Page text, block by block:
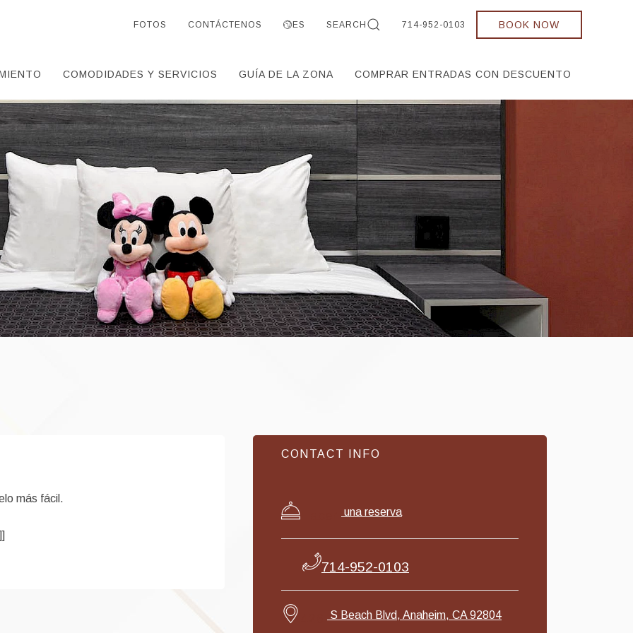
FOTOS CONTÁCTENOS ES SEARCH 714-952-0103 BOOK NOW
COMODIDADES Y SERVICIOS GUÍA DE LA ZONA COMPRAR ENTRADAS CON DESCUENTO
CONTACT INFO
una reserva
714-952-0103
S Beach Blvd, Anaheim, CA 92804
más fácil.